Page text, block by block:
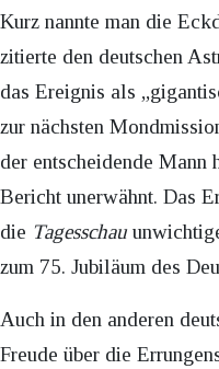
Kurz nannte man die
zitierte den deutschen
das Ereignis als
zur nächsten
der entscheidende Mann
Bericht unerwähnt. Das
die Tagesschau
zum 75. Jubiläum des
Auch in den anderen
Freude über die